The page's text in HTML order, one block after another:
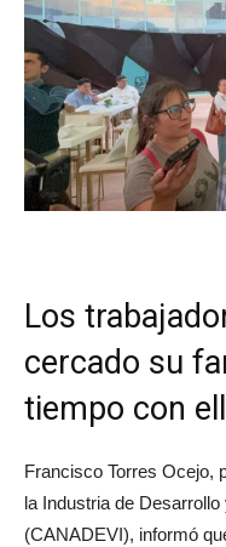
Los
cercado su
tiempo con
Francisco Torres Ocejo,
la Industria de
(CANADEVI), informó